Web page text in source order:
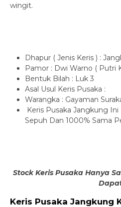
wingit.
Dhapur ( Jenis Keris ) :
Pamor : Dwi Warno ( Putri
Bentuk Bilah : Luk 3
Asal Usul Keris Pusaka :
Warangka : Gayaman
Keris Pusaka Jangkung Ini
Sepuh Dan 1000% Sama
Stock Keris Pusaka Hanya
Keris Pusaka Jangkung